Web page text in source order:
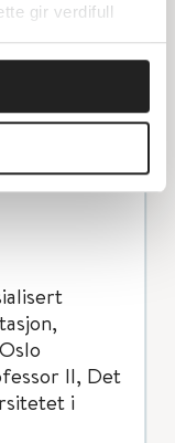
gir verdifull
Seksjon
II, Det
i